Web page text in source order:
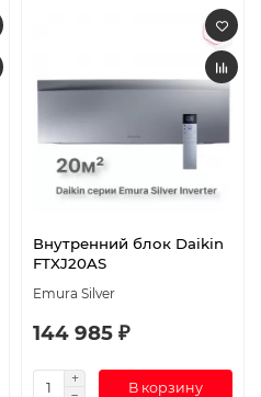
Внутренний блок Daikin
FTXJ20AS
Emura Silver
144 985 ₽
В корзину